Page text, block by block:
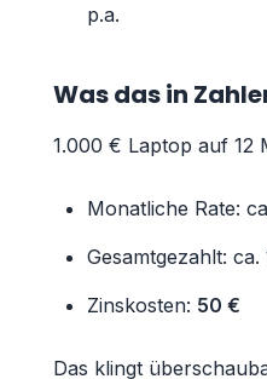
p.a.
Was das in
1.000 € Laptop auf 12
Monatliche Rate:
Gesamtgezahlt: ca.
Zinskosten: 50 €
Das klingt